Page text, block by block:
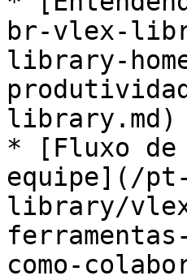
br-vlex-
library-
library.md)
* [Fluxo de
equipe](/
library/
como-